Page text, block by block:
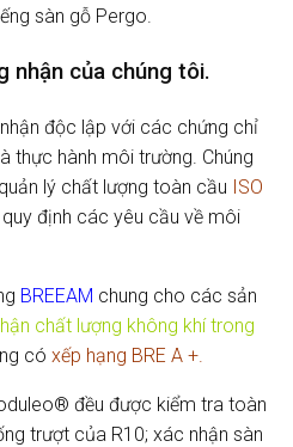
sàn gỗ Pergo.
nhận của chúng tôi.
độc lập với các chứng chỉ
thực hành môi trường. Chúng
lý chất lượng toàn cầu ISO
định các yêu cầu về môi
BREEAM chung cho các sản
chất lượng không khí trong
có xếp hạng BRE A +.
đều được kiểm tra toàn
trượt của R10; xác nhận sàn